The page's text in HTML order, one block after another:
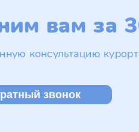
вам за
консультацию
звонок